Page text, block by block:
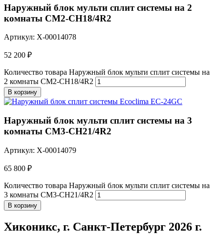
Наружный блок мульти сплит системы на 2
комнаты CM2-CH18/4R2
Артикул: X-00014078
52 200 ₽
Количество товара Наружный блок мульти сплит системы на
2 комнаты CM2-CH18/4R2
В корзину
Наружный блок мульти сплит системы на 3
комнаты CM3-CH21/4R2
Артикул: X-00014079
65 800 ₽
Количество товара Наружный блок мульти сплит системы на
3 комнаты CM3-CH21/4R2
В корзину
Хиконикс, г. Санкт-Петербург 2026 г.